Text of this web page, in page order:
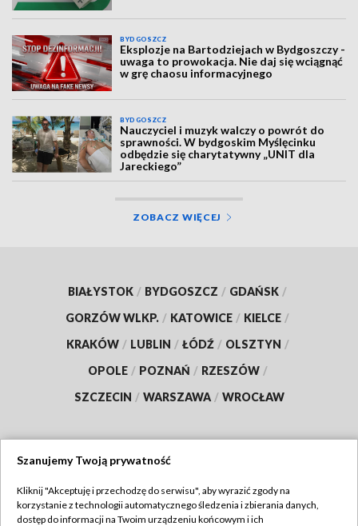
BYDGOSZCZ
Eksplozje na Bartodziejach w Bydgoszczy -
uwaga to prowokacja. Nie daj się wciągnąć
w grę chaosu informacyjnego
BYDGOSZCZ
Nauczyciel i muzyk walczy o powrót do
sprawności. W bydgoskim Myślęcinku
odbędzie się charytatywny „UNIT dla
Jareckiego”
ZOBACZ WIĘCEJ
BIAŁYSTOK / BYDGOSZCZ / GDAŃSK /
GORZÓW WLKP. / KATOWICE / KIELCE /
KRAKÓW / LUBLIN / ŁÓDŹ / OLSZTYN /
OPOLE / POZNAŃ / RZESZÓW /
SZCZECIN / WARSZAWA / WROCŁAW
TVP
Szanujemy Twoją prywatność
Kliknij "Akceptuję i przechodzę do serwisu", aby wyrazić zgody na
korzystanie z technologii automatycznego śledzenia i zbierania danych,
dostęp do informacji na Twoim urządzeniu końcowym i ich